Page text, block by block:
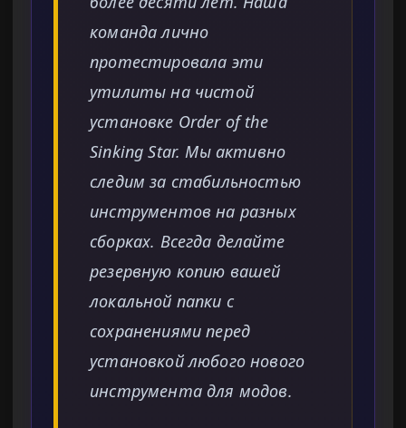
команда лично
протестировала эти
утилиты на чистой
установке Order of the
Sinking Star. Мы активно
следим за стабильностью
инструментов на разных
сборках. Всегда делайте
резервную копию вашей
локальной папки с
сохранениями перед
установкой любого нового
инструмента для модов.